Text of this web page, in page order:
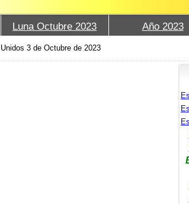
Luna Octubre 2023 Año 2023
3 de Octubre de 2023